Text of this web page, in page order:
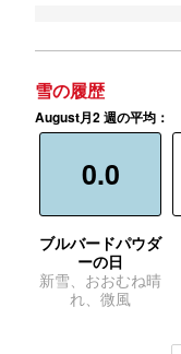
雪の履歴
August月2 週の平均：
0.0
ブルバードパウダ
ーの日
新雪、おおむね晴
れ、微風